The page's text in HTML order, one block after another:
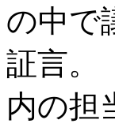
の中で
証言。
内の担